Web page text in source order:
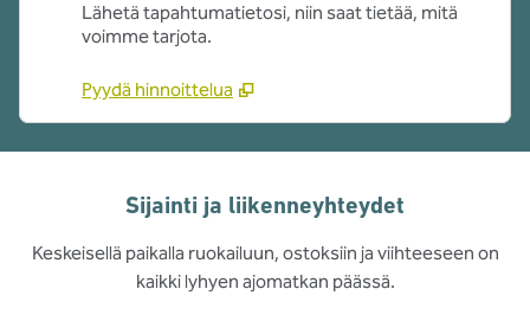
Lähetä tapahtumatietosi, niin saat tietää, mitä
voimme tarjota.
Pyydä hinnoittelua
Sijainti ja liikenneyhteydet
Keskeisellä paikalla ruokailuun, ostoksiin ja viihteeseen on
kaikki lyhyen ajomatkan päässä.